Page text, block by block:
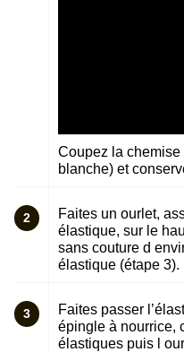
Coupez la
blanche) et
2
Faites un ourlet,
élastique, sur le
sans couture d
élastique (étape 3).
3
Faites passer
épingle à nourrice,
élastiques puis l